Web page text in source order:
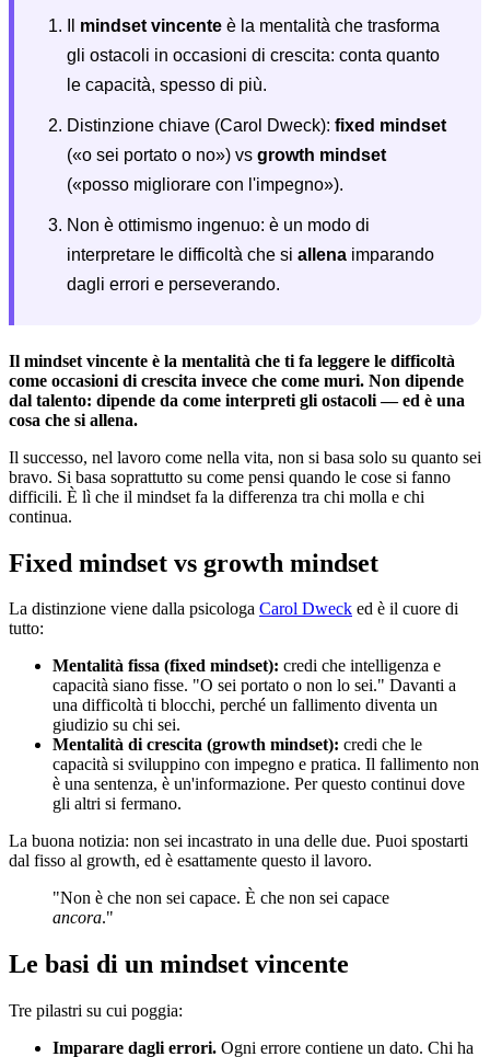
mindset vincente è la mentalità che trasforma
gli ostacoli in occasioni di crescita: conta quanto
le capacità, spesso di più.
Distinzione chiave (Carol Dweck): fixed mindset
(«o sei portato o no») vs growth mindset
(«posso migliorare con l'impegno»).
Non è ottimismo ingenuo: è un modo di
interpretare le difficoltà che si allena imparando
dagli errori e perseverando.
Il mindset vincente è la mentalità che ti fa leggere le difficoltà
come occasioni di crescita invece che come muri. Non dipende
dal talento: dipende da come interpreti gli ostacoli — ed è una
cosa che si allena.
Il successo, nel lavoro come nella vita, non si basa solo su quanto sei
bravo. Si basa soprattutto su come pensi quando le cose si fanno
difficili. È lì che il mindset fa la differenza tra chi molla e chi
continua.
Fixed mindset vs growth mindset
La distinzione viene dalla psicologa Carol Dweck ed è il cuore di
tutto:
Mentalità fissa (fixed mindset): credi che intelligenza e
capacità siano fisse. "O sei portato o non lo sei." Davanti a
una difficoltà ti blocchi, perché un fallimento diventa un
giudizio su chi sei.
Mentalità di crescita (growth mindset): credi che le
capacità si sviluppino con impegno e pratica. Il fallimento non
è una sentenza, è un'informazione. Per questo continui dove
gli altri si fermano.
La buona notizia: non sei incastrato in una delle due. Puoi spostarti
dal fisso al growth, ed è esattamente questo il lavoro.
"Non è che non sei capace. È che non sei capace
ancora."
Le basi di un mindset vincente
Tre pilastri su cui poggia:
Imparare dagli errori. Ogni errore contiene un dato. Chi ha